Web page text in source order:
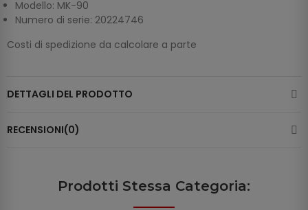
Modello: MK-90
Numero di serie: 20224746
Costi di spedizione da calcolare a parte
DETTAGLI DEL PRODOTTO
RECENSIONI(0)
Prodotti Stessa Categoria: